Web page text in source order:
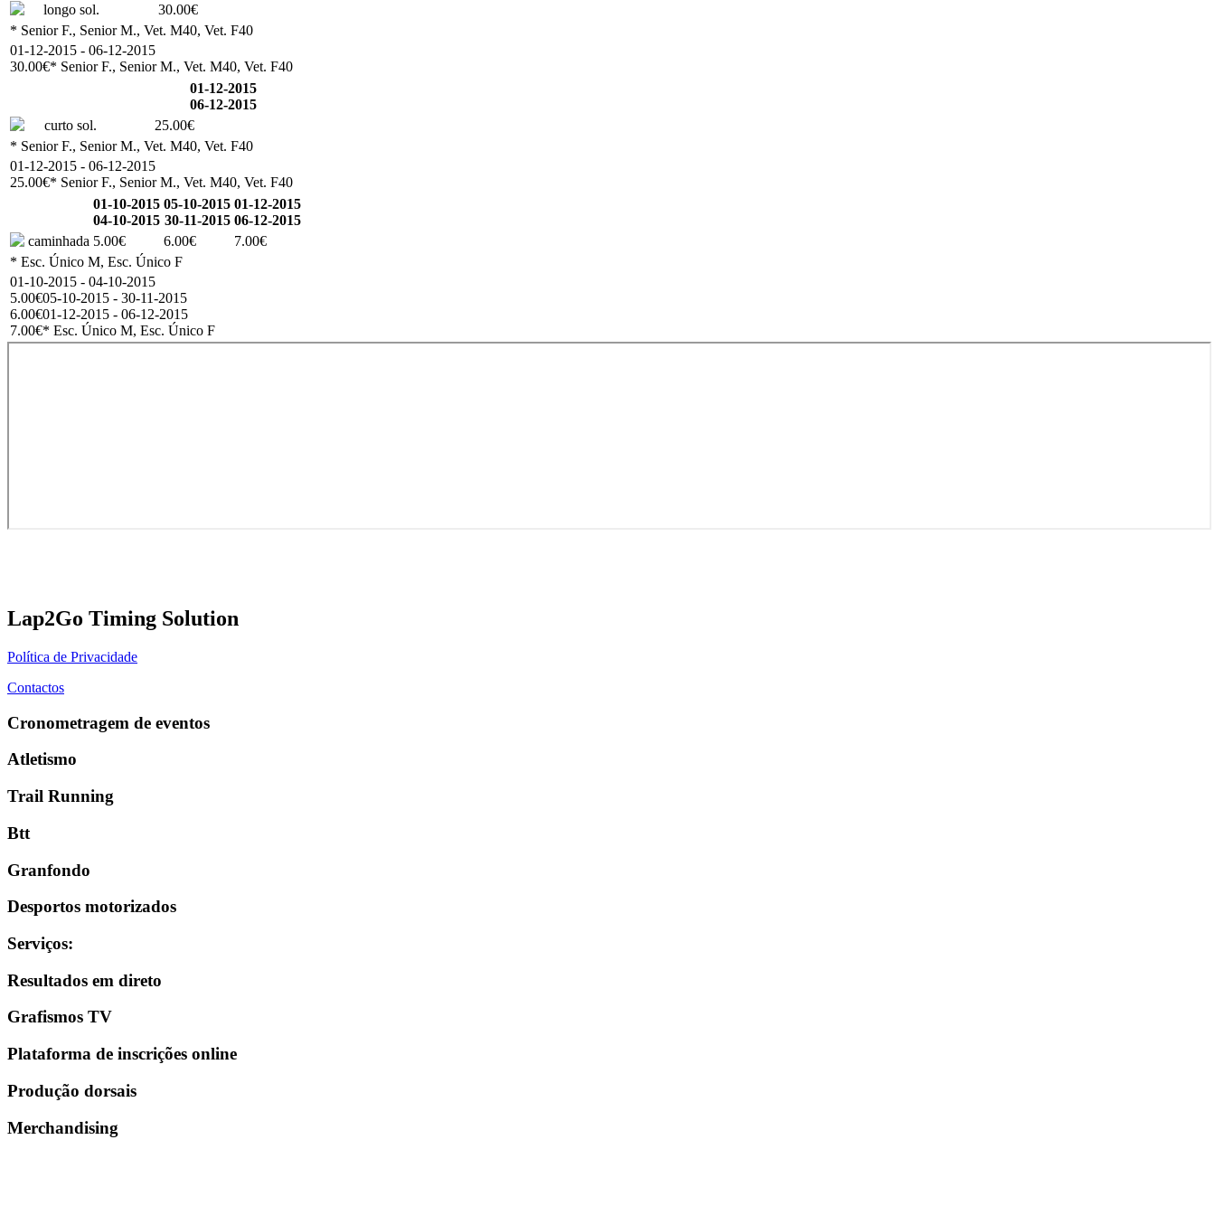
longo sol.
30.00€
* Senior F., Senior M., Vet. M40, Vet. F40
01-12-2015 - 06-12-2015
30.00€* Senior F., Senior M., Vet. M40, Vet. F40
01-12-2015
06-12-2015
curto sol.
25.00€
* Senior F., Senior M., Vet. M40, Vet. F40
01-12-2015 - 06-12-2015
25.00€* Senior F., Senior M., Vet. M40, Vet. F40
01-10-2015
04-10-2015
05-10-2015
30-11-2015
01-12-2015
06-12-2015
caminhada 5.00€ 6.00€
7.00€
* Esc. Único M, Esc. Único F
01-10-2015 - 04-10-2015
5.00€05-10-2015 - 30-11-2015
6.00€01-12-2015 - 06-12-2015
7.00€* Esc. Único M, Esc. Único F
Lap2Go Timing Solution
Política de Privacidade
Contactos
Cronometragem de eventos
Atletismo
Trail Running
Btt
Granfondo
Desportos motorizados
Serviços:
Resultados em direto
Grafismos TV
Plataforma de inscrições online
Produção dorsais
Merchandising